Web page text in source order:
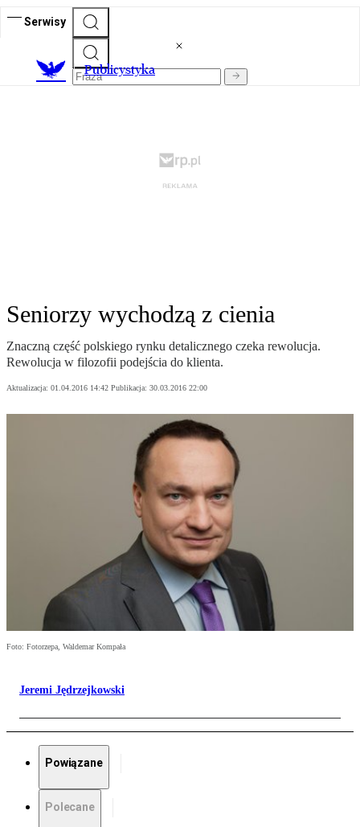
Serwisy
Publicystyka
Seniorzy wychodzą z cienia
Znaczną część polskiego rynku detalicznego czeka rewolucja.
Rewolucja w filozofii podejścia do klienta.
Aktualizacja: 01.04.2016 14:42 Publikacja: 30.03.2016 22:00
Foto: Fotorzepa, Waldemar Kompała
Jeremi Jędrzejkowski
Powiązane
Polecane